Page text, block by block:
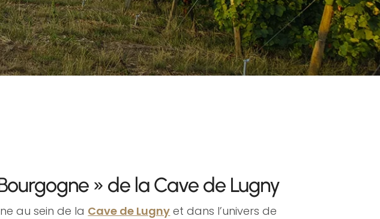
» de la Cave de Lugny
au sein de la Cave de Lugny et dans l’univers de